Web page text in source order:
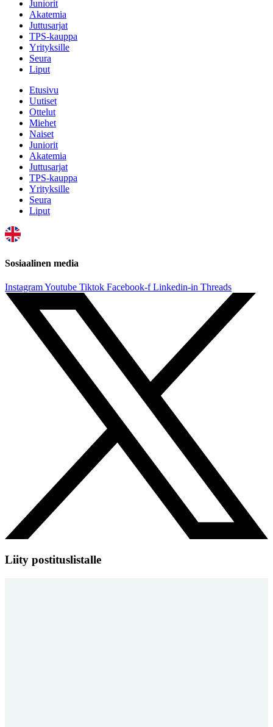
Juniorit
Akatemia
Juttusarjat
TPS-kauppa
Yrityksille
Seura
Liput
Etusivu
Uutiset
Ottelut
Miehet
Naiset
Juniorit
Akatemia
Juttusarjat
TPS-kauppa
Yrityksille
Seura
Liput
Sosiaalinen media
InstagramYoutube Tiktok Facebook-f Linkedin-in Threads
Liity postituslistalle